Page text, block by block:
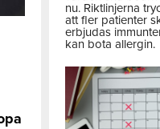
nu. Riktlinjerna
att fler patienter
erbjudas
kan bota allergin.